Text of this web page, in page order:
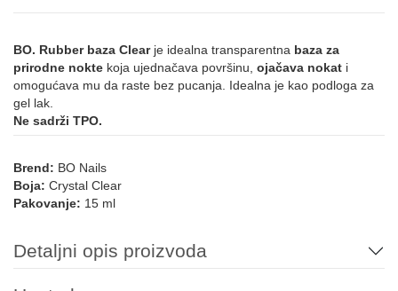
BO. Rubber baza Clearje idealna transparentna baza za
prirodne nokte koja ujednačava površinu, ojačava nokat i
omogućava mu da raste bez pucanja. Idealna je kao podloga za
gel lak.
Ne sadrži TPO.
Brend: BO Nails
Boja: Crystal Clear
Pakovanje: 15 ml
Detaljni opis proizvoda